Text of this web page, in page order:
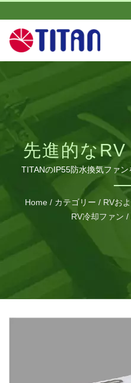
先進的なRV
ス
TITANのIP55防水換気ファン
なデザイン、臭気センサー
えたRVトイレの臭い
Home / カテゴリー / RVお
RV冷却ファン /